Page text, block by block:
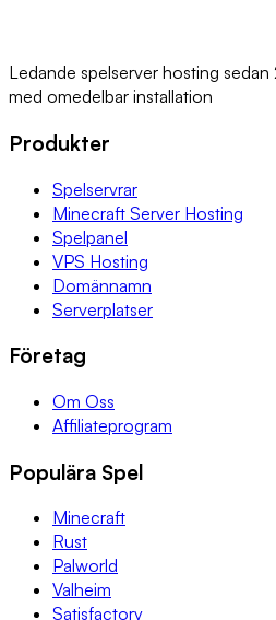
Ledande spelserver hosting sedan
med omedelbar installation
Produkter
Spelservrar
Minecraft Server Hosting
Spelpanel
VPS Hosting
Domännamn
Serverplatser
Företag
Om Oss
Affiliateprogram
Populära Spel
Minecraft
Rust
Palworld
Valheim
Satisfactory